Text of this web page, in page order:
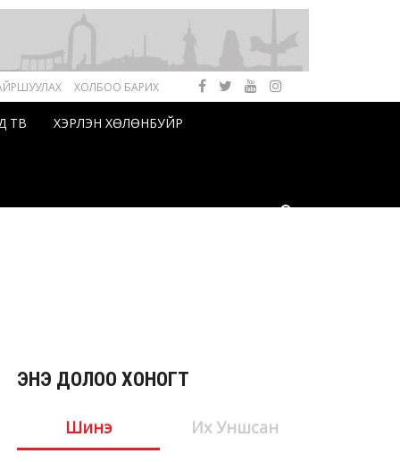
ХОЛБОО БАРИХ
ТВ ХЭРЛЭН ХӨЛӨНБУЙР
ЭНЭ ДОЛОО ХОНОГТ
Шинэ Их Уншсан